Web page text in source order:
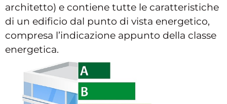
architetto) e contiene tutte le caratteristiche
di un edificio dal punto di vista energetico,
compresa l’indicazione appunto della classe
energetica.